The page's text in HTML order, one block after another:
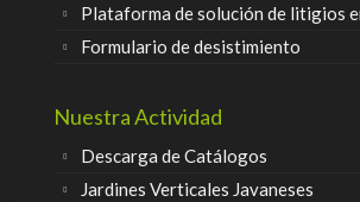
Plataforma de solución de litigios
Formulario de desistimiento
Nuestra Actividad
Descarga de Catálogos
Jardines Verticales Javaneses